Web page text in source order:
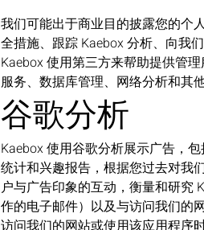
我们可能出于商业目的披露您的个
全措施、跟踪 Kaebox 分析、向我
Kaebox 使用第三方来帮助提供管
服务、数据库管理、网络分析和其
谷歌分析
Kaebox 使用谷歌分析展示广告，
统计和兴趣报告，根据您过去对我
户与广告印象的互动，衡量和研究
作的电子邮件）以及与访问我们的
访问我们的网站或使用该应用程序